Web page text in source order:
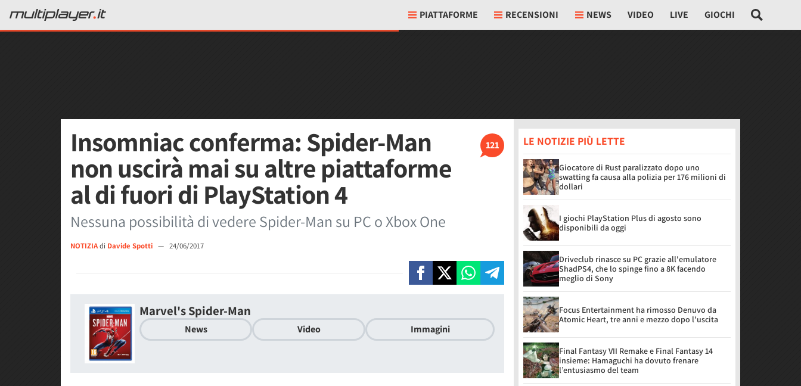
PIATTAFORME RECENSIONI NEWS VIDEO LIVE GIOCHI
121
Insomniac conferma: Spider-Man
non uscirà mai su altre piattaforme
al di fuori di PlayStation 4
Nessuna possibilità di vedere Spider-Man su PC o Xbox One
NOTIZIAdi Davide Spotti — 24/06/2017
Marvel's Spider-Man
News Video Immagini
LE NOTIZIE PIÙ LETTE
Giocatore di Rust paralizzato dopo uno
swatting fa causa alla polizia per 176 milioni di
dollari
I giochi PlayStation Plus di agosto sono
disponibili da oggi
Driveclub rinasce su PC grazie all'emulatore
ShadPS4, che lo spinge fino a 8K facendo
meglio di Sony
Focus Entertainment ha rimosso Denuvo da
Atomic Heart, tre anni e mezzo dopo l'uscita
Final Fantasy VII Remake e Final Fantasy 14
insieme: Hamaguchi ha dovuto frenare
l’entusiasmo del team